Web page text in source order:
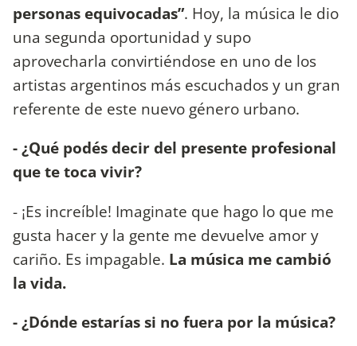
personas equivocadas”. Hoy, la música le dio
una segunda oportunidad y supo
aprovecharla convirtiéndose en uno de los
artistas argentinos más escuchados y un gran
referente de este nuevo género urbano.
- ¿Qué podés decir del presente profesional
que te toca vivir?
- ¡Es increíble! Imaginate que hago lo que me
gusta hacer y la gente me devuelve amor y
cariño. Es impagable. La música me cambió
la vida.
- ¿Dónde estarías si no fuera por la música?